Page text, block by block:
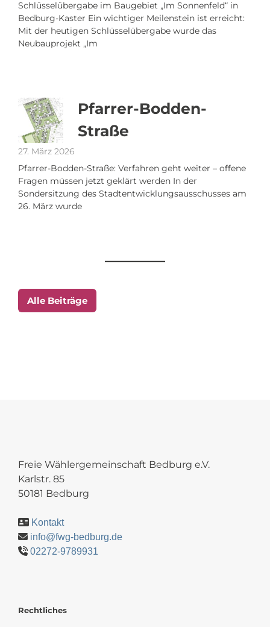
Schlüsselübergabe im Baugebiet „Im Sonnenfeld“ in
Bedburg-Kaster Ein wichtiger Meilenstein ist erreicht:
Mit der heutigen Schlüsselübergabe wurde das
Neubauprojekt „Im
Pfarrer-Bodden-
Straße
27. März 2026
Pfarrer-Bodden-Straße: Verfahren geht weiter – offene
Fragen müssen jetzt geklärt werden In der
Sondersitzung des Stadtentwicklungsausschusses am
26. März wurde
Alle Beiträge
Freie Wählergemeinschaft Bedburg e.V.
Karlstr. 85
50181 Bedburg
Kontakt
info@fwg-bedburg.de
02272-9789931
Rechtliches